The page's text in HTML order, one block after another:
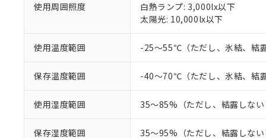
使用周囲照度
白熱ランプ: 3,000lx以下
太陽光: 10,000lx以下
使用温度範囲 -25～55℃（ただし、氷結、結露
保存温度範囲 -40～70℃（ただし、氷結、結露
使用湿度範囲 35～85%（ただし、結露しない
保存湿度範囲 35～95%（ただし、結露しない
本サービス
在庫状況お
のであり、
い。
正式な納期
当社販売員
在庫状況お
*EU RoHS指令（10物質
鉛(Pb) 1000ppm以下、
六価クロム(Cr(Ⅵ))
フタル酸ビス(2-エチル
ル（DBP） 1000ppm以
但し、RoHS指令で産
※2 対応予定月
部品在庫の切り替
「×」：最大均質
「－」：未確認で
*中国RoHS10物質の基
DBP(フタル酸ジブチル
※2 環境保護使
当社は、こ
などの必要
当社は規制
当社は貴社
置等に一切
当社は、貴
また当社は
たしません。
記
号
説明
○ 一定数
△ 一定数に
－
在庫な